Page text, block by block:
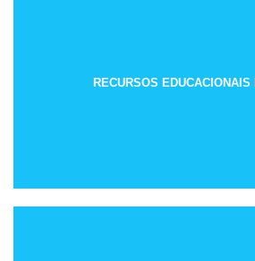
RECURSOS EDUCACIONAIS